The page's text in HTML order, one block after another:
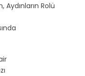
Aydınların Rolü